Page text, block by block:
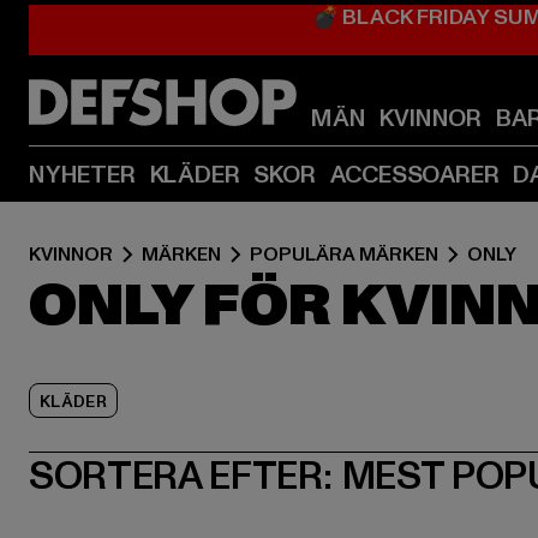
💣 BLACK FRIDAY
MÄN KVINNOR
NYHETER KLÄDER SKOR ACCESSOARER
KVINNOR MÄRKEN POPULÄRA MÄRKEN ONLY
ONLY FÖR
KLÄDER
SORTERA EFTER: MEST